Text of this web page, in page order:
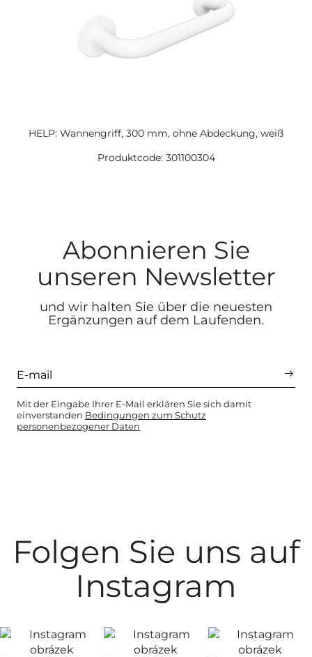
HELP: Wannengriff, 300 mm, ohne Abdeckung, weiß
Produktcode: 301100304
Abonnieren Sie
unseren Newsletter
und wir halten Sie über die neuesten
Ergänzungen auf dem Laufenden.
Mit der Eingabe Ihrer E-Mail erklären Sie sich damit
einverstanden Bedingungen zum Schutz
personenbezogener Daten
Folgen Sie uns auf
Instagram